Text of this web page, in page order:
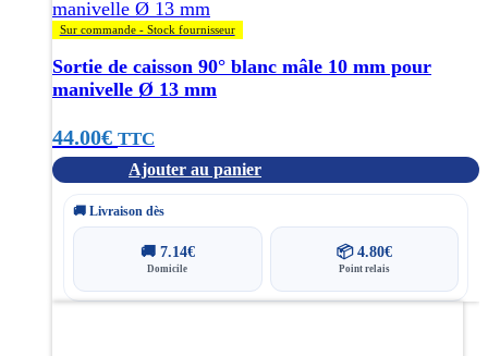
Sur commande - Stock fournisseur
Sortie de caisson 90° blanc mâle 10 mm pour
manivelle Ø 13 mm
44.00€ TTC
Ajouter au panier
🚚 Livraison dès
🚚 7.14€
Domicile
📦 4.80€
Point relais